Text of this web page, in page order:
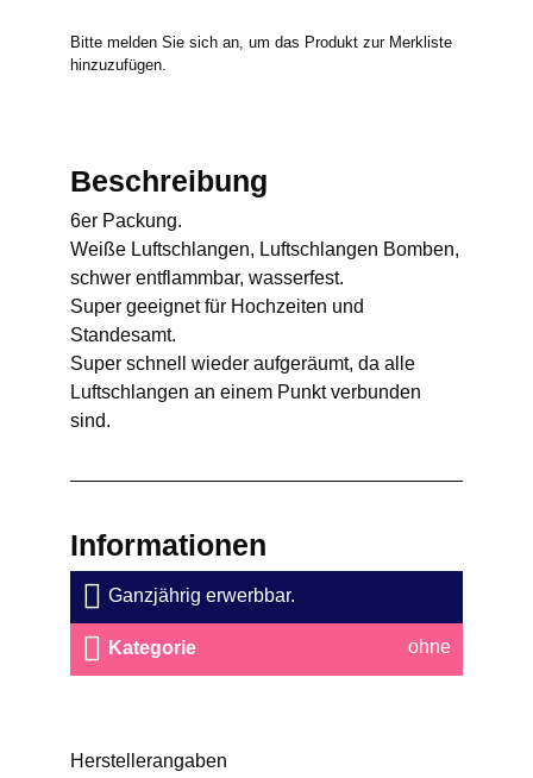
Bitte melden Sie sich an, um das Produkt zur Merkliste
hinzuzufügen.
Beschreibung
6er Packung.
Weiße Luftschlangen, Luftschlangen Bomben,
schwer entflammbar, wasserfest.
Super geeignet für Hochzeiten und
Standesamt.
Super schnell wieder aufgeräumt, da alle
Luftschlangen an einem Punkt verbunden
sind.
Informationen
Ganzjährig erwerbbar.
Kategorie ohne
Herstellerangaben